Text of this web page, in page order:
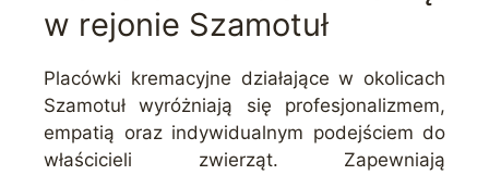
w rejonie Szamotuł
Placówki kremacyjne działające w okolicach
Szamotuł wyróżniają się profesjonalizmem,
empatią oraz indywidualnym podejściem do
właścicieli zwierząt. Zapewniają